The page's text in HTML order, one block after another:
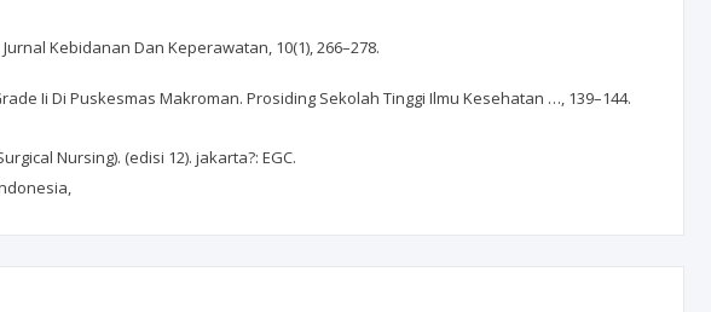
Kebidanan Dan Keperawatan, 10(1), 266–278.
Ii Di Puskesmas Makroman. Prosiding Sekolah Tinggi Ilmu Kesehatan …, 139–144.
Nursing). (edisi 12). jakarta?: EGC.